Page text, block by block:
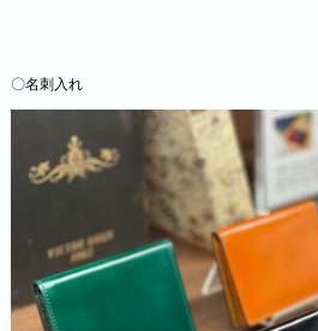
〇名刺入れ